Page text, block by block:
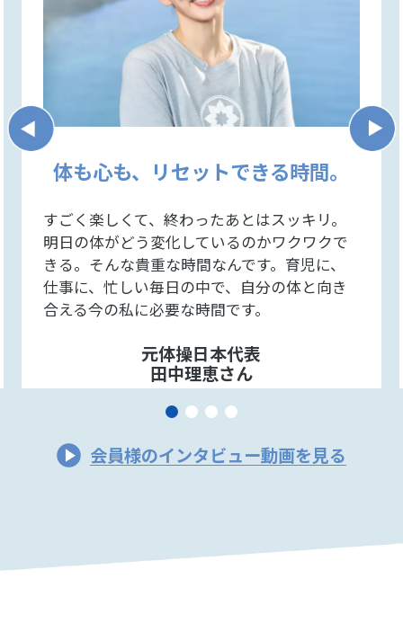
体も心も、リセットできる時間。
すごく楽しくて、終わったあとはスッキリ。
明日の体がどう変化しているのかワクワクで
きる。そんな貴重な時間なんです。育児に、
仕事に、忙しい毎日の中で、自分の体と向き
合える今の私に必要な時間です。
元体操日本代表
田中理恵さん
会員様のインタビュー動画を見る